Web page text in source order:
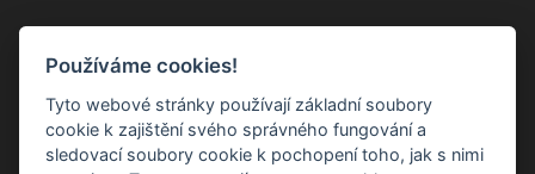
Dům řemeslníků s.r.o.
kancelář a korespondence: U Trojice 1042/2, 150 00 Praha 5
infolinka: +420 777 464 474, +420 722 566 069
Používáme cookies!
Tyto webové stránky používají základní soubory
cookie k zajištění svého správného fungování a
sledovací soubory cookie k pochopení toho, jak s nimi